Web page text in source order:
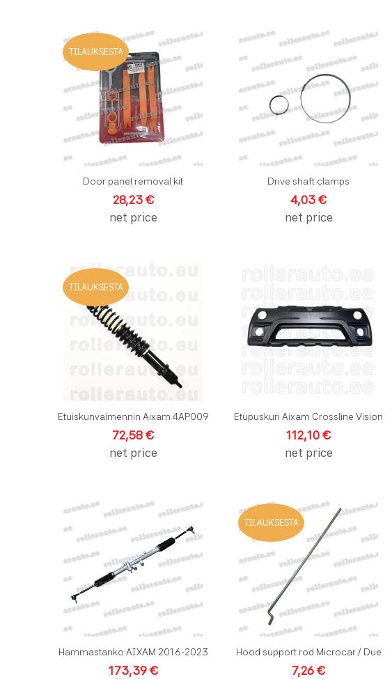
TILAUKSESTA
Lisää toivelistalle
Lisää vertailuun
Pikakatselu
Door panel removal kit
28,23 €
net price
Drive shaft clamps
4,03 €
net price
TILAUKSESTA
Lisää vertailuun
Pikakatselu
Etuiskunvaimennin Aixam 4AP009
72,58 €
net price
Etupuskuri Aixam Crossline Vision
112,10 €
net price
Lisää toivelistalle
Lisää vertailuun
Hammastanko AIXAM 2016-2023
173,39 €
TILAUKSESTA
Hood support rod Microcar / Due
7,26 €